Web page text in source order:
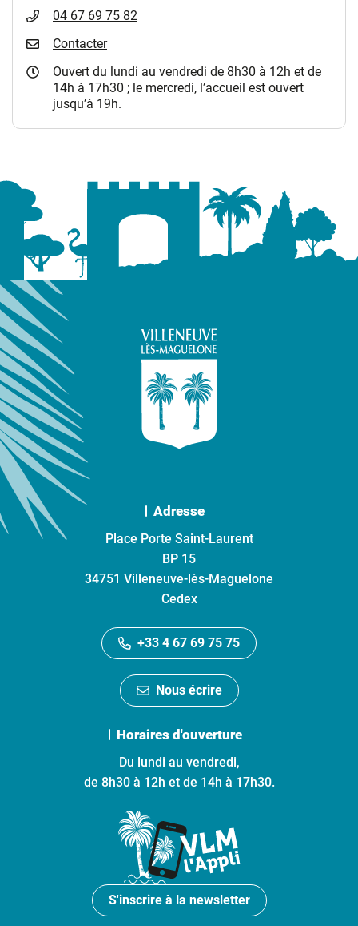
04 67 69 75 82
Contacter
Ouvert du lundi au vendredi de 8h30 à 12h et de
14h à 17h30 ; le mercredi, l’accueil est ouvert
jusqu’à 19h.
Adresse
Place Porte Saint-Laurent
BP 15
34751 Villeneuve-lès-Maguelone
Cedex
+33 4 67 69 75 75
Nous écrire
Horaires d'ouverture
Du lundi au vendredi,
de 8h30 à 12h et de 14h à 17h30.
S'inscrire à la newsletter